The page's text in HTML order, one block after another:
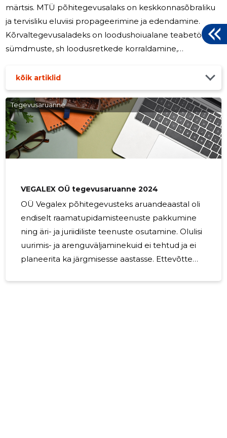
märtsis. MTÜ põhitegevusalaks on keskkonnasõbraliku
ja tervisliku eluviisi propageerimine ja edendamine.
Kõrvaltegevusaladeks on loodushoiualane teabetöö,
sümdmuste, sh loodusretkede korraldamine,
majandusaasta tulu ettevõtlusest oli 1 996 eurot, aasta
lõppes 77 eurose kasumiga. MTÜ-s ei ole töötajaid,
juhatuse liikmele tasu ei makstud. Juhatuse hinnangul
on MTÜ jätkuvalt tegutsev majandusüksus, kes jätkab
oma tegevust kõikides tegevusvaldkondades.
kõik artiklid
Tegevusaruanne
VEGALEX OÜ tegevusaruanne 2024
OÜ Vegalex põhitegevusteks aruandeaastal oli
endiselt raamatupidamisteenuste pakkumine
ning äri- ja juriidiliste teenuste osutamine. Olulisi
uurimis- ja arenguväljaminekuid ei tehtud ja ei
planeerita ka järgmisesse aastasse. Ettevõtte